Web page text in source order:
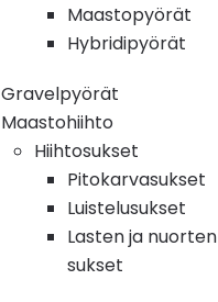
Maastopyörät
Hybridipyörät
Gravelpyörät
Maastohiihto
Hiihtosukset
Pitokarvasukset
Luistelusukset
Lasten ja nuorten
sukset